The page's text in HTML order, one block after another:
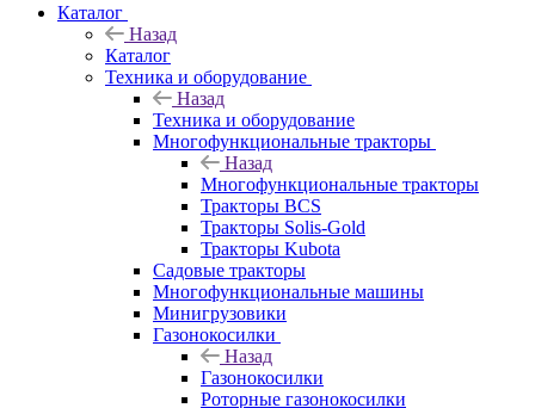
Каталог
Назад
Каталог
Техника и оборудование
Назад
Техника и оборудование
Многофункциональные тракторы
Назад
Многофункциональные тракторы
Тракторы BCS
Тракторы Solis-Gold
Тракторы Kubota
Садовые тракторы
Многофункциональные машины
Минигрузовики
Газонокосилки
Назад
Газонокосилки
Роторные газонокосилки